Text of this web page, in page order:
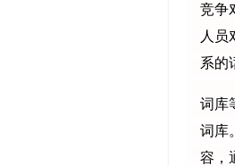
竞争
人员
系的
词库
词库
容，